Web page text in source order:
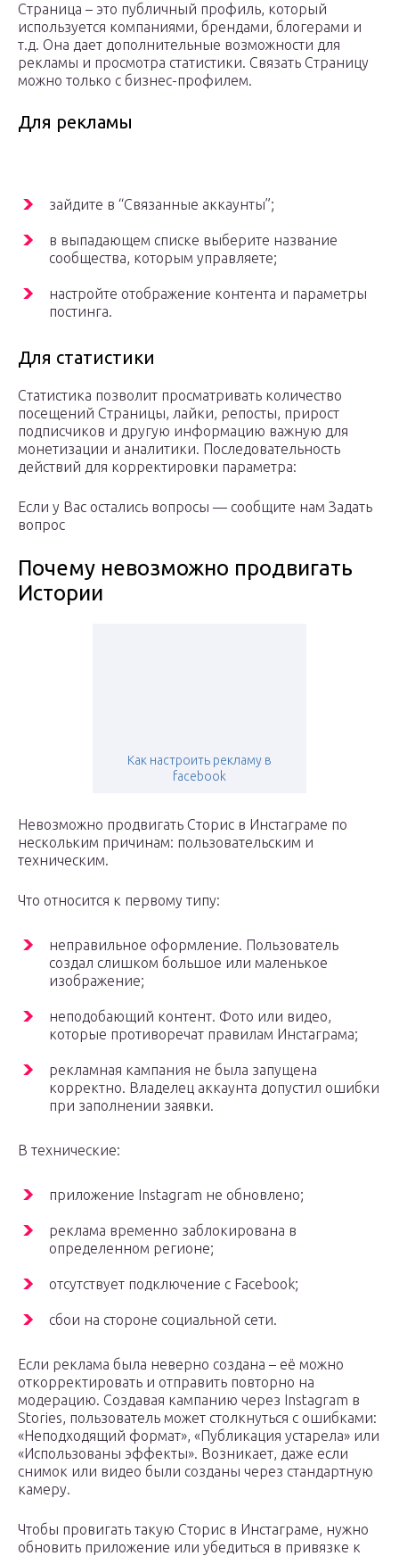
Страница – это публичный профиль, который
используется компаниями, брендами, блогерами и
т.д. Она дает дополнительные возможности для
рекламы и просмотра статистики. Связать Страницу
можно только с бизнес-профилем.
Для рекламы
зайдите в “Связанные аккаунты”;
в выпадающем списке выберите название
сообщества, которым управляете;
настройте отображение контента и параметры
постинга.
Для статистики
Статистика позволит просматривать количество
посещений Страницы, лайки, репосты, прирост
подписчиков и другую информацию важную для
монетизации и аналитики. Последовательность
действий для корректировки параметра:
Если у Вас остались вопросы — сообщите нам Задать
вопрос
Почему невозможно продвигать
Истории
Как настроить рекламу в
facebook
Невозможно продвигать Сторис в Инстаграме по
нескольким причинам: пользовательским и
техническим.
Что относится к первому типу:
неправильное оформление. Пользователь
создал слишком большое или маленькое
изображение;
неподобающий контент. Фото или видео,
которые противоречат правилам Инстаграма;
рекламная кампания не была запущена
корректно. Владелец аккаунта допустил ошибки
при заполнении заявки.
В технические:
приложение Instagram не обновлено;
реклама временно заблокирована в
определенном регионе;
отсутствует подключение с Facebook;
сбои на стороне социальной сети.
Если реклама была неверно создана – её можно
откорректировать и отправить повторно на
модерацию. Создавая кампанию через Instagram в
Stories, пользователь может столкнуться с ошибками:
«Неподходящий формат», «Публикация устарела» или
«Использованы эффекты». Возникает, даже если
снимок или видео были созданы через стандартную
камеру.
Чтобы провигать такую Сторис в Инстаграме, нужно
обновить приложение или убедиться в привязке к